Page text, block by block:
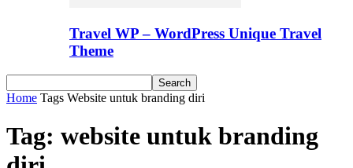
Travel WP – WordPress Unique Travel
Theme
Home Tags Website untuk branding diri
Tag: website untuk branding